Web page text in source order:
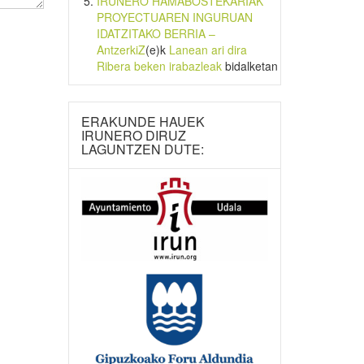
PROYECTUAREN INGURUAN
IDATZITAKO BERRIA –
AntzerkiZ(e)k Lanean ari dira
Ribera beken irabazleakbidalketan
ERAKUNDE HAUEK
IRUNERO DIRUZ
LAGUNTZEN DUTE: